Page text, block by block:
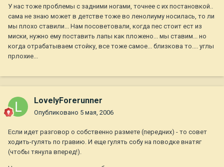
У нас тоже проблемы с задними ногами, точнее с их постановкой..
сама не знаю может в детстве тоже во ленолиуму носилась, то ли
мы плохо ставили... Нам посоветовали, когда пес стоит ест из
миски, нужно ему поставить лапы как пложено... мы ставим... но
когда отрабатываем стойку, все тоже самое... близкова то.... углы
прлохие...
LovelyForerunner
Опубликовано 5 мая, 2006
Если идет разговор о собственно размете (передних) - то совет
ходить-гулять по гравию. И еще гулять собу на поводке внатяг
(чтобы тянула вперед!).